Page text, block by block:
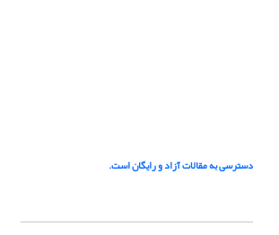
دسترسی به مقالات آزاد و رایگان است.